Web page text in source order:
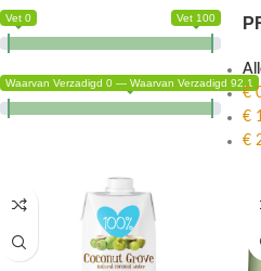
Vet 0 Vet 100
Waarvan Verzadigd 0 — Waarvan Verzadigd 92.1
€
€
€